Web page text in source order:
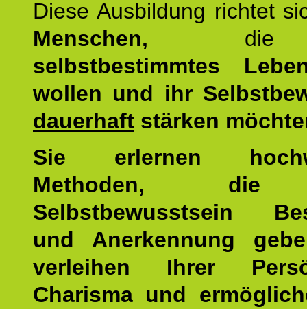
Diese Ausbildung richtet
Menschen,
selbstbestimmtes
wollen und ihr
dauerhaft stärken
Sie erlernen
Methoden, die
Selbstbewusstsein
und Anerkennung
verleihen Ihrer
Charisma und